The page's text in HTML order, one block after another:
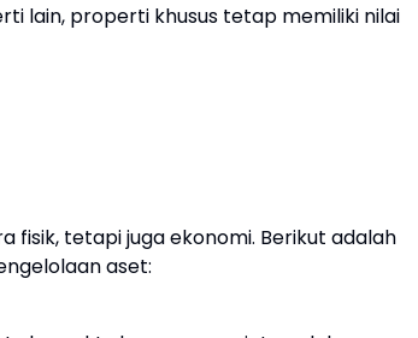
lain, properti khusus tetap memiliki nilai
tetapi juga ekonomi. Berikut adalah
aset: